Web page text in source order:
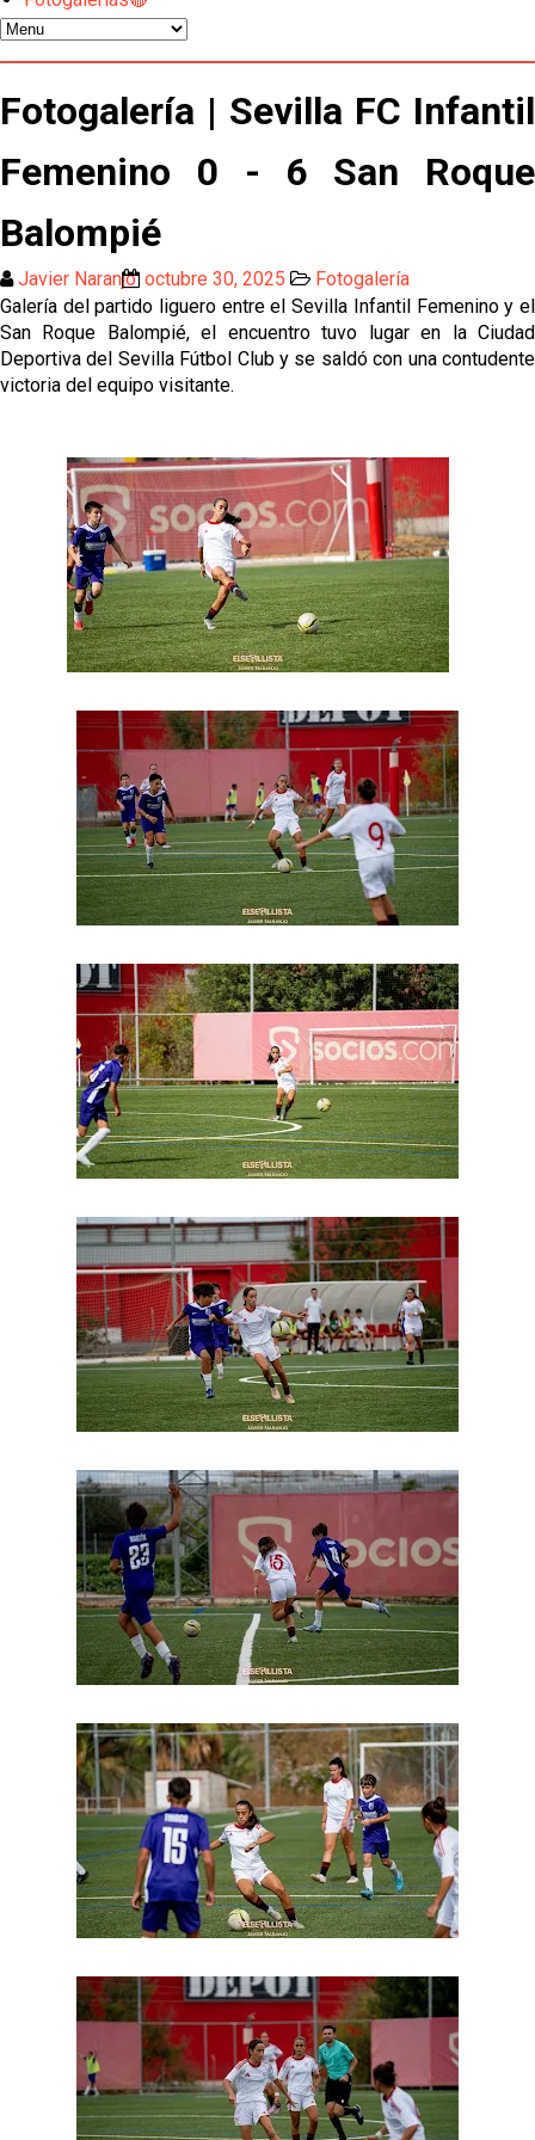
Vargas y Sow se incorporan al grupo en la sesión
del martes
Odysseas Vlachodimos: “El objetivo es mejorar la
temporada pasada”
El Sevilla FC empieza a inscribir a los nuevos
Opinión | "Carta abierta a Alberto Flores" por Rafa
García
Análisis I Quién es y cómo juega Fran González
Endrick y Marc Bernal protagonizan las ofertas más
El Sevilla Juvenil A última detalles en Canarias para
su debut en la Cantalejo Province Cup
La cita ante el Espanyol a domicilio ya tiene horario
El dato que destaca a Agoumé entre las cinco
grandes ligas
Premier
El Granada negocia con el Sevilla FC por Alberto
Fotogalería | Sevilla FC Infantil
Femenino 0 - 6 San Roque
Balompié
Javier Naranjo octubre 30, 2025
Fotogalería
Galería del partido liguero entre el Sevilla Infantil Femenino y el
San Roque Balompié, el encuentro tuvo lugar en la Ciudad
Deportiva del Sevilla Fútbol Club y se saldó con una contudente
victoria del equipo visitante.